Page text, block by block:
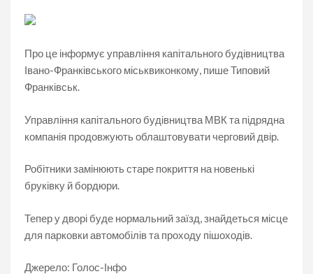
Про це інформує управління капітального будівництва
Івано-Франківського міськвиконкому, пише Типовий
Франківськ.
Управління капітального будівництва МВК та підрядна
компанія продовжують облаштовувати черговий двір.
Робітники замінюють старе покриття на новенькі
бруківку й бордюри.
Тепер у дворі буде нормальний заїзд, знайдеться місце
для парковки автомобілів та проходу пішоходів.
Джерело: Голос-Інфо